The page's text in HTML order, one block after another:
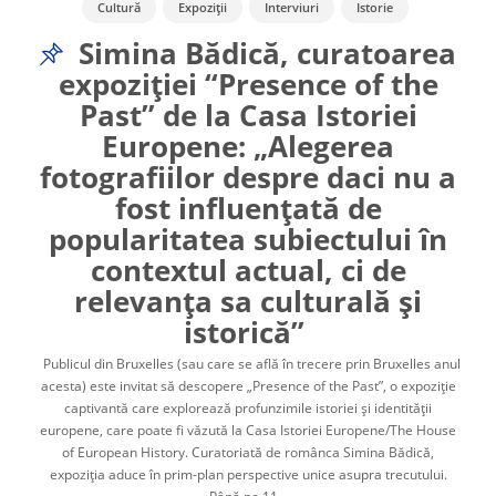
Cultură Expoziții Interviuri
Istorie
Migrație și patrimoniu
Simina Bădică, curatoarea
expoziției “Presence of the
Past” de la Casa Istoriei
Europene: „Alegerea
fotografiilor despre daci nu a
fost influențată de
popularitatea subiectului în
contextul actual, ci de
relevanța sa culturală și
istorică”
Publicul din Bruxelles (sau care se află în trecere prin Bruxelles anul
acesta) este invitat să descopere „Presence of the Past”, o expoziție
captivantă care explorează profunzimile istoriei și identității
europene, care poate fi văzută la Casa Istoriei Europene/The House
of European History. Curatoriată de românca Simina Bădică,
expoziția aduce în prim-plan perspective unice asupra trecutului.